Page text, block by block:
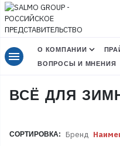
menu О КОМПАНИИ
ВОПРОСЫ И МНЕНИЯ
ВСЁ ДЛЯ
СОРТИРОВКА: Бренд